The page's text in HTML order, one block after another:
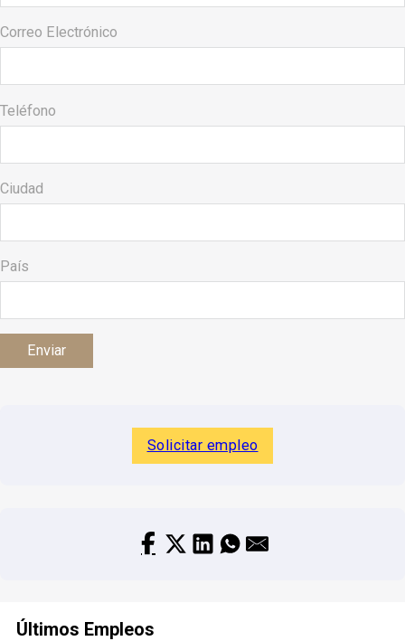
Correo Electrónico
Teléfono
Ciudad
País
Solicitar empleo
Últimos Empleos